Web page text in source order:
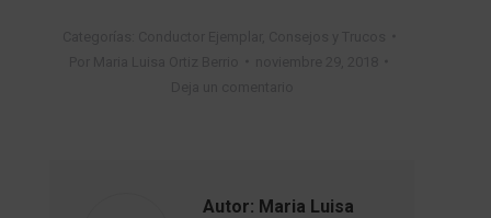
Autor: Maria Luisa